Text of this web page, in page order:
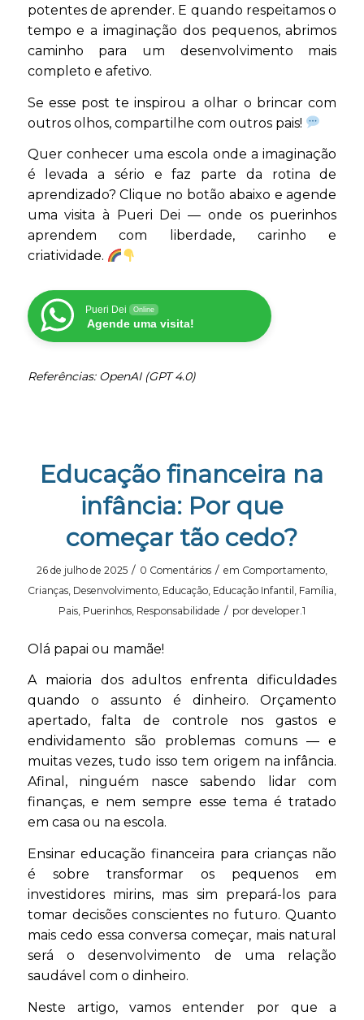
potentes de aprender. E quando respeitamos o
tempo e a imaginação dos pequenos, abrimos
caminho para um desenvolvimento mais
completo e afetivo.
Se esse post te inspirou a olhar o brincar com
outros olhos, compartilhe com outros pais!
Quer conhecer uma escola onde a imaginação
é levada a sério e faz parte da rotina de
aprendizado? Clique no botão abaixo e agende
uma visita à Pueri Dei — onde os puerinhos
aprendem com liberdade, carinho e
criatividade.
Pueri Dei Online
Agende uma visita!
Referências: OpenAI (GPT 4.0)
Educação financeira na
infância: Por que
começar tão cedo?
26 de julho de 2025 / 0 Comentários / em Comportamento,
Crianças, Desenvolvimento, Educação, Educação Infantil , Família,
Pais, Puerinhos, Responsabilidade / por developer.1
Olá papai ou mamãe!
A maioria dos adultos enfrenta dificuldades
quando o assunto é dinheiro. Orçamento
apertado, falta de controle nos gastos e
endividamento são problemas comuns — e
muitas vezes, tudo isso tem origem na infância.
Afinal, ninguém nasce sabendo lidar com
finanças, e nem sempre esse tema é tratado
em casa ou na escola.
Ensinar educação financeira para crianças não
é sobre transformar os pequenos em
investidores mirins, mas sim prepará-los para
tomar decisões conscientes no futuro. Quanto
mais cedo essa conversa começar, mais natural
será o desenvolvimento de uma relação
saudável com o dinheiro.
Neste artigo, vamos entender por que a